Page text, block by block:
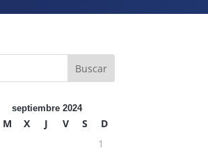
septiembre 2024
M X J V S
D
1